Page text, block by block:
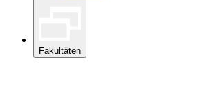
Fakultäten